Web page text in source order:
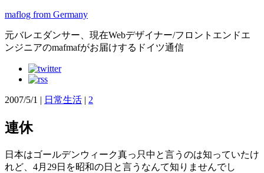
maflog from Germany
元バレエダンサー、現在Webデザイナー/フロントエンドエ
ンジニアのmafmafがお届けするドイツ通信
2007/5/1 | 日常生活 | 2
連休
日本はゴールデンウィーク真っ只中と言うのは知っていたけ
れど、4月29日を昭和の日と言うなんて知りませんでし